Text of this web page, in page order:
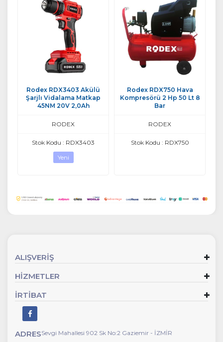
Rodex RDX3403 Akülü
Şarjlı Vidalama Matkap
45NM 20V 2,0Ah
RODEX
Stok Kodu : RDX3403
Yeni
Rodex RDX750 Hava
Kompresörü 2 Hp 50 Lt 8
Bar
RODEX
Stok Kodu : RDX750
ALIŞVERİŞ
HİZMETLER
İRTİBAT
ADRESSevgi Mahallesi 902 Sk No:2 Gaziemir - İZMİR